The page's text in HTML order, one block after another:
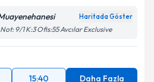
Haritada Göster
9/1 K:3 Ofis:55 Avcılar Exclusive
15:40 Daha Fazla